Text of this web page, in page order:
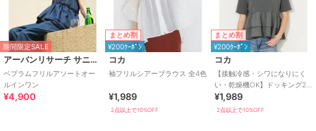
期間限定SALE
アーバンリサーチ サニーレーベル
ペプラムフリルアソートオー
ルインワン
¥4,900
まとめ割
¥200ｸｰﾎﾟﾝ
コカ
袖フリルシアーブラウス 全4色
¥1,989
2点以上で10%OFF
まとめ割
¥200ｸｰﾎﾟﾝ
コカ
【接触冷感・シワになりにく
い・乾燥機OK】ドッキング2
段フリルTシャツ 全2色
¥1,989
2点以上で10%OFF